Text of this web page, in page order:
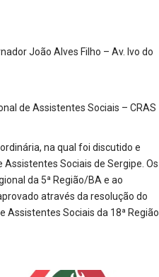
João Alves Filho – Av. Ivo do
de Assistentes Sociais – CRAS
na qual foi discutido e
Sociais de Sergipe. Os
da 5ª Região/BA e ao
através da resolução do
Assistentes Sociais da 18ª Região.